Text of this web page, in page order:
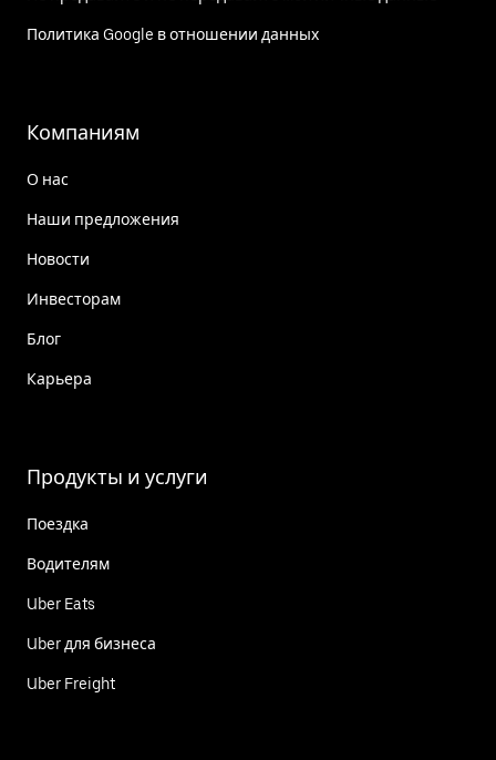
Политика Google в отношении данных
Компаниям
О нас
Наши предложения
Новости
Инвесторам
Блог
Карьера
Продукты и услуги
Поездка
Водителям
Uber Eats
Uber для бизнеса
Uber Freight